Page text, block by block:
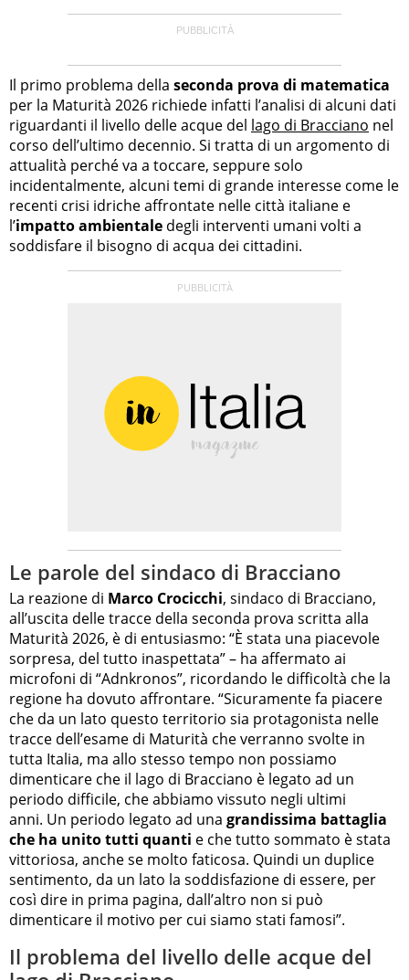
Il primo problema della seconda prova di matematica
per la Maturità 2026 richiede infatti l’analisi di alcuni dati
riguardanti il livello delle acque del lago di Bracciano nel
corso dell’ultimo decennio. Si tratta di un argomento di
attualità perché va a toccare, seppure solo
incidentalmente, alcuni temi di grande interesse come le
recenti crisi idriche affrontate nelle città italiane e
l’impatto ambientale degli interventi umani volti a
soddisfare il bisogno di acqua dei cittadini.
Le parole del sindaco di Bracciano
La reazione di Marco Crocicchi, sindaco di Bracciano,
all’uscita delle tracce della seconda prova scritta alla
Maturità 2026, è di entusiasmo: “È stata una piacevole
sorpresa, del tutto inaspettata” – ha affermato ai
microfoni di “Adnkronos”, ricordando le difficoltà che la
regione ha dovuto affrontare. “Sicuramente fa piacere
che da un lato questo territorio sia protagonista nelle
tracce dell’esame di Maturità che verranno svolte in
tutta Italia, ma allo stesso tempo non possiamo
dimenticare che il lago di Bracciano è legato ad un
periodo difficile, che abbiamo vissuto negli ultimi
anni. Un periodo legato ad una grandissima battaglia
che ha unito tutti quanti e che tutto sommato è stata
vittoriosa, anche se molto faticosa. Quindi un duplice
sentimento, da un lato la soddisfazione di essere, per
così dire in prima pagina, dall’altro non si può
dimenticare il motivo per cui siamo stati famosi”.
Il problema del livello delle acque del